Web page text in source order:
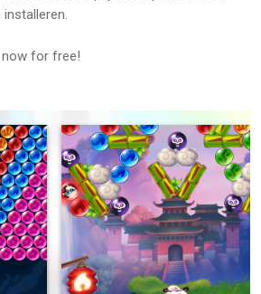
now for free!
power of the elements to help you in
combine them for even greater